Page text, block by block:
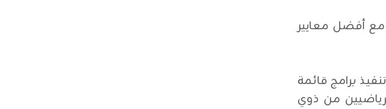
مع أفضل معايير
برامج قائمة
من ذوي